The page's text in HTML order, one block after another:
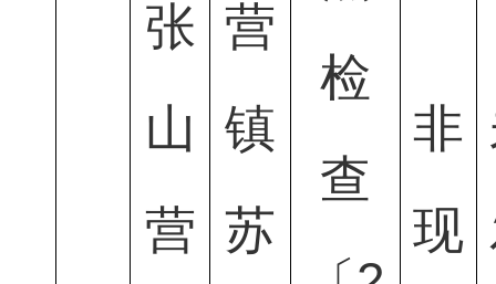
张
山
营
营
镇
苏
检
查
非
现